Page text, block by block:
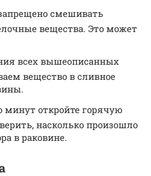
смешивать
вещества. Это может
всех вышеописанных
вещество в сливное
минут откройте горячую
насколько произошло
в раковине.